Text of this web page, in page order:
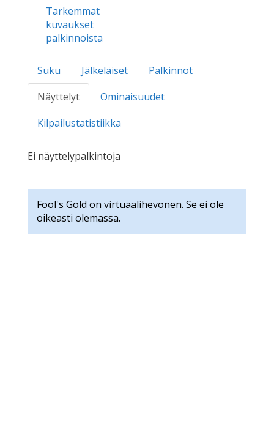
Tarkemmat
kuvaukset
palkinnoista
Suku Jälkeläiset
Palkinnot
Näyttelyt
Ominaisuudet
Kilpailustatistiikka
Ei näyttelypalkintoja
Fool's Gold on virtuaalihevonen. Se ei ole
oikeasti olemassa.